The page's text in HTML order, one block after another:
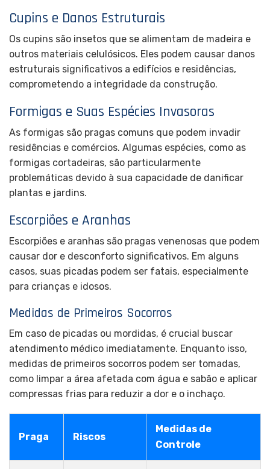
Cupins e Danos Estruturais
Os cupins são insetos que se alimentam de madeira e
outros materiais celulósicos. Eles podem causar danos
estruturais significativos a edifícios e residências,
comprometendo a integridade da construção.
Formigas e Suas Espécies Invasoras
As formigas são pragas comuns que podem invadir
residências e comércios. Algumas espécies, como as
formigas cortadeiras, são particularmente
problemáticas devido à sua capacidade de danificar
plantas e jardins.
Escorpiões e Aranhas
Escorpiões e aranhas são pragas venenosas que podem
causar dor e desconforto significativos. Em alguns
casos, suas picadas podem ser fatais, especialmente
para crianças e idosos.
Medidas de Primeiros Socorros
Em caso de picadas ou mordidas, é crucial buscar
atendimento médico imediatamente. Enquanto isso,
medidas de primeiros socorros podem ser tomadas,
como limpar a área afetada com água e sabão e aplicar
compressas frias para reduzir a dor e o inchaço.
Praga Riscos
Medidas de
Controle